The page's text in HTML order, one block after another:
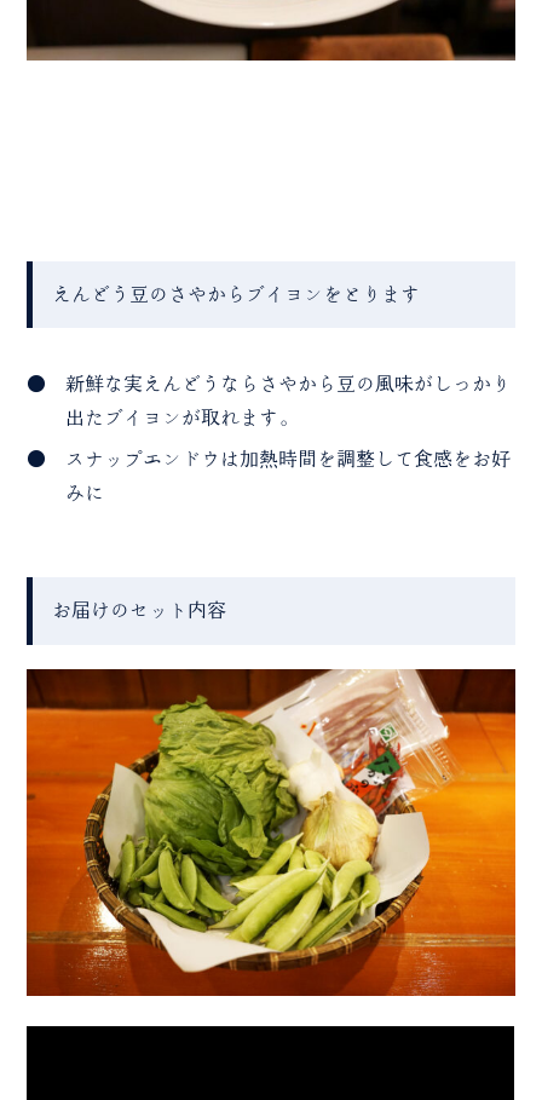
えんどう豆のさやからブイヨンをとります
新鮮な実えんどうならさやから豆の風味がしっかり
出たブイヨンが取れます。
スナップエンドウは加熱時間を調整して食感をお好
みに
お届けのセット内容